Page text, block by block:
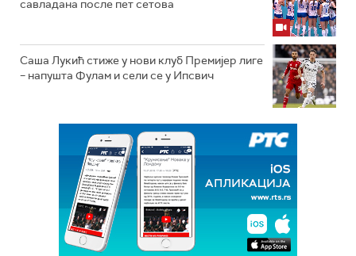
савладана после пет сетова
Саша Лукић стиже у нови клуб Премијер лиге
– напушта Фулам и сели се у Ипсвич